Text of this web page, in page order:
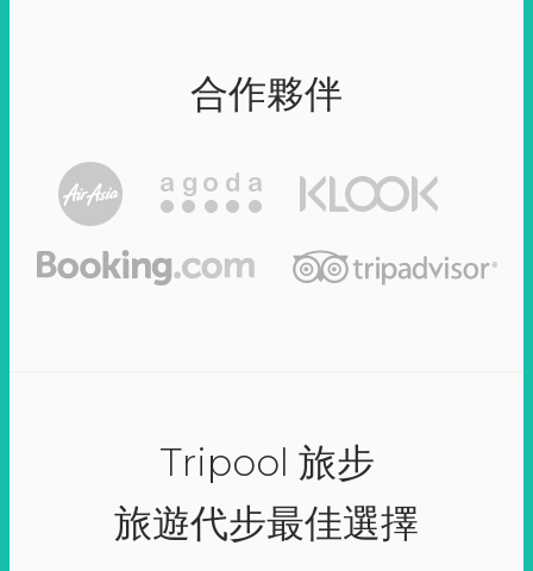
合作夥伴
Tripool 旅步
旅遊代步最佳選擇